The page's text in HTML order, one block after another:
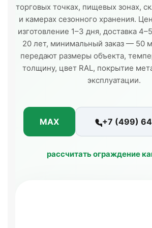
торговых точках, пищевых зонах,
и камерах сезонного хранения.
изготовление 1–3 дня, доставка
20 лет, минимальный заказ — 50
передают размеры объекта,
толщину, цвет RAL, покрытие
эксплуатации.
MAX +7 (499)
рассчитать ограждение